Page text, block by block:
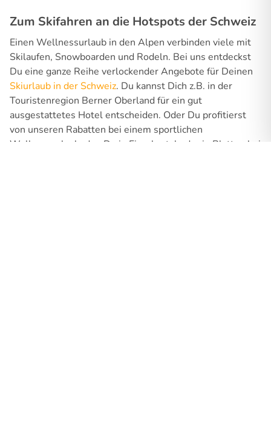
Zum Skifahren an die Hotspots der Schweiz
Einen Wellnessurlaub in den Alpen verbinden viele mit
Skilaufen, Snowboarden und Rodeln. Bei uns entdeckst
Du eine ganze Reihe verlockender Angebote für Deinen
Skiurlaub in der Schweiz. Du kannst Dich z.B. in der
Touristenregion Berner Oberland für ein gut
ausgestattetes Hotel entscheiden. Oder Du profitierst
von unseren Rabatten bei einem sportlichen
Wellnessurlaub, den Du in Fieschertal oder in Blatten bei